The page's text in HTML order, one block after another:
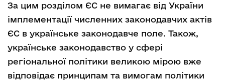
За цим розділом ЄС не вимагає від України
імплементації численних законодавчих актів
ЄС в українське законодавче поле. Також,
українське законодавство у сфері
регіональної політики великою мірою вже
відповідає принципам та вимогам політики